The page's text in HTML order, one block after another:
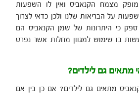
מצמח הקנאביס ואין לו השפעות
על הבריאות שלנו ולכן כדאי לצרוך
כי היתרונות של שמן הקנאביס הם
בו שימוש למגוון מחלות אשר נפרט
מתאים גם לילדים?
מתאים גם לילדים? אם כן בין אם